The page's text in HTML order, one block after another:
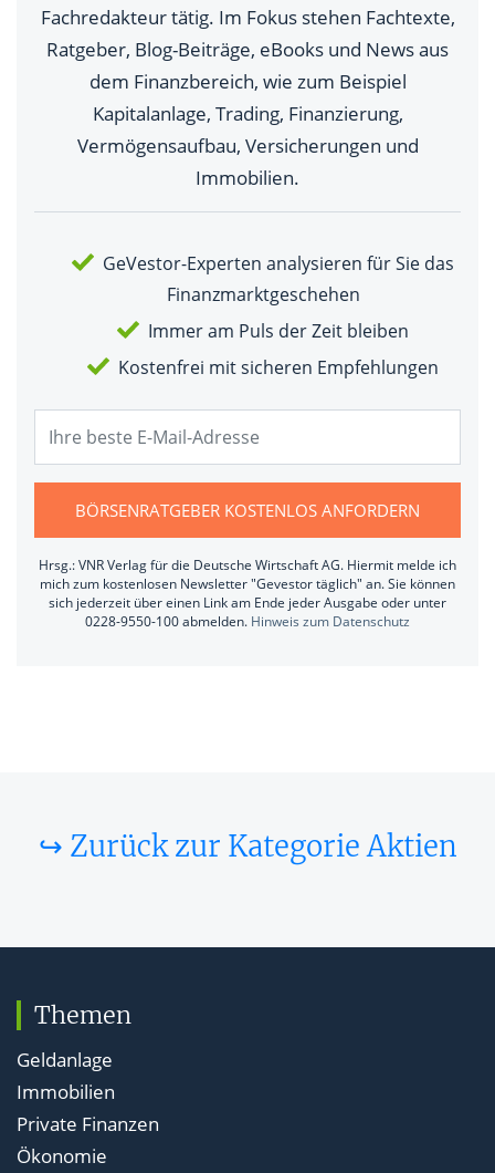
Fachredakteur tätig. Im Fokus stehen Fachtexte,
Ratgeber, Blog-Beiträge, eBooks und News aus
dem Finanzbereich, wie zum Beispiel
Kapitalanlage, Trading, Finanzierung,
Vermögensaufbau, Versicherungen und
Immobilien.
GeVestor-Experten analysieren für Sie das
Finanzmarktgeschehen
Immer am Puls der Zeit bleiben
Kostenfrei mit sicheren Empfehlungen
BÖRSENRATGEBER KOSTENLOS ANFORDERN
Hrsg.: VNR Verlag für die Deutsche Wirtschaft AG. Hiermit melde ich
mich zum kostenlosen Newsletter "Gevestor täglich" an. Sie können
sich jederzeit über einen Link am Ende jeder Ausgabe oder unter
0228-9550-100 abmelden. Hinweis zum Datenschutz
↪ Zurück zur Kategorie Aktien
Themen
Geldanlage
Immobilien
Private Finanzen
Ökonomie